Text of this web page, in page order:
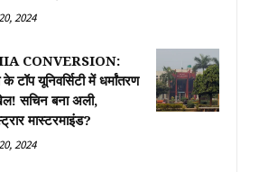
2024
CONVERSION:
टॉप यूनिवर्सिटी में धर्मांतरण
सचिन बना अली,
मास्टरमाइंड?
2024